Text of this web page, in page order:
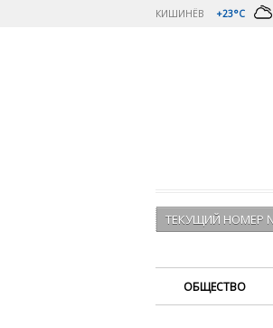
КИШИНЁВ +23°C
ТЕКУЩИЙ НОМЕР №
ОБЩЕСТВО